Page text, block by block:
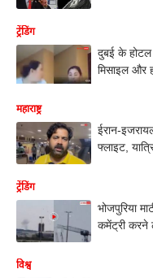
ट्रेंडिंग
दुबई के होटल
मिसाइल और
महाराष्ट्र
ईरान-
फ्लाइट,
ट्रेंडिंग
भोजपुरिया
कमेंट्री करने
विश्व